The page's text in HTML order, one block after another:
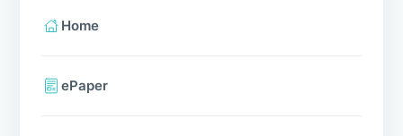
Home
ePaper